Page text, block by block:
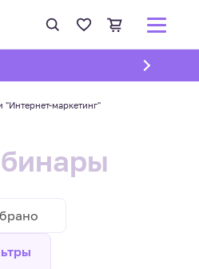
"Интернет-маркетинг"